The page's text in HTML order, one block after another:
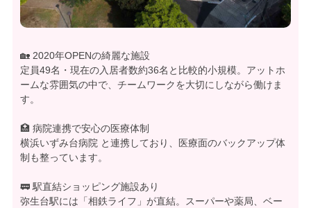
🏡 2020年OPENの綺麗な施設
定員49名・現在の入居者数約36名と比較的小規模。アットホ
ームな雰囲気の中で、チームワークを大切にしながら働けま
す。
🏥 病院連携で安心の医療体制
横浜いずみ台病院 と連携しており、医療面のバックアップ体
制も整っています。
🚃 駅直結ショッピング施設あり
弥生台駅には「相鉄ライフ」が直結。スーパーや薬局、ベー